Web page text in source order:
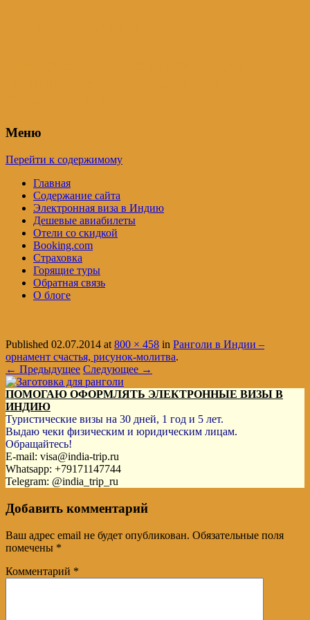
Меню
Перейти к содержимому
Главная
Содержание сайта
Электронная виза в Индию
Дешевые авиабилеты
Отели со скидкой
Booking.com
Страховка
Горящие туры
Обратная связь
О блоге
Published 02.07.2014 at800 × 458 in Ранголи в Индии –
орнамент счастья, рисунок-молитва.
← Предыдущее Следующее →
ПОМОГАЮ ОФОРМЛЯТЬ ЭЛЕКТРОННЫЕ ВИЗЫ В
ИНДИЮ
Туристические визы на 30 дней, 1 год и 5 лет.
Выдаю чеки физическим и юридическим лицам.
Обращайтесь!
E-mail: visa@india-trip.ru
Whatsapp: +79171147744
Telegram: @india_trip_ru
Добавить комментарий
Ваш адрес email не будет опубликован. Обязательные поля
помечены *
Комментарий *